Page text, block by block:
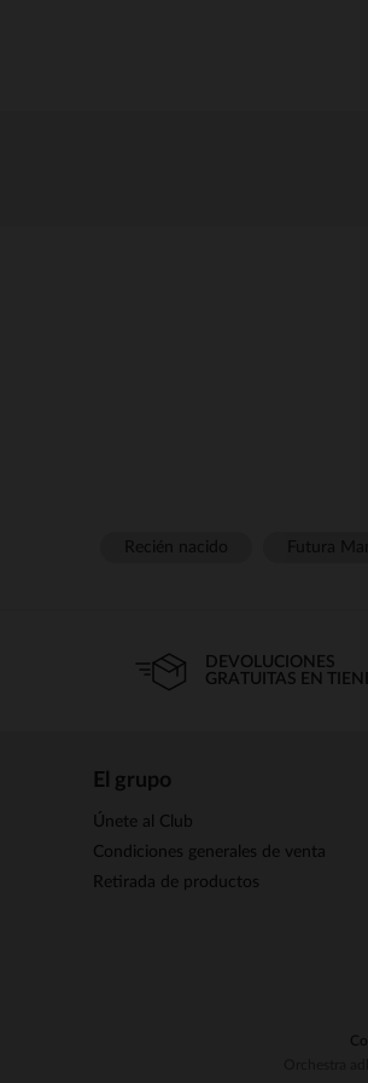
DEVOLUCIONES
GRATUITAS EN
El grupo
Únete al Club
Condiciones generales de venta
Retirada de productos